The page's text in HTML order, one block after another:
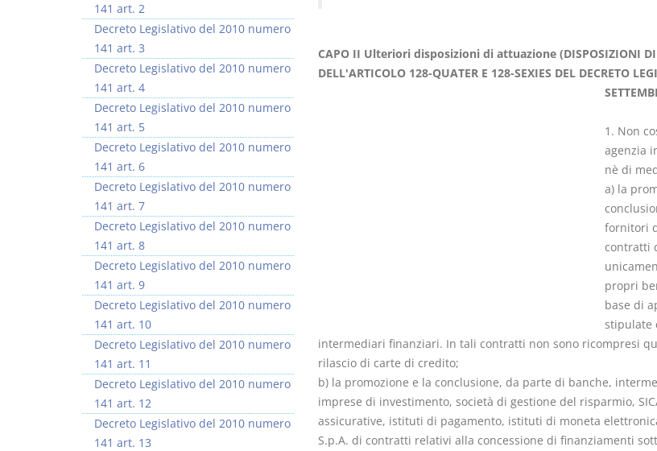
CAPO II Ulteriori disposizioni di attuazione (DISPOSIZIONI DI
DELL'ARTICOLO 128-QUATER E 128-SEXIES DEL DECRETO
1. Non
agenzia
nè di
a) la
fornitori
contratti
propri
base di
stipulate
intermediari finanziari. In tali contratti non sono ricompresi
rilascio di carte di credito;
b) la promozione e la conclusione, da parte di banche,
imprese di investimento, società di gestione del risparmio,
assicurative, istituti di pagamento, istituti di moneta
S.p.A. di contratti relativi alla concessione di finanziamenti
141 art. 2
Decreto Legislativo del 2010 numero
141 art. 3
Decreto Legislativo del 2010 numero
141 art. 4
Decreto Legislativo del 2010 numero
141 art. 5
Decreto Legislativo del 2010 numero
141 art. 6
Decreto Legislativo del 2010 numero
141 art. 7
Decreto Legislativo del 2010 numero
141 art. 8
Decreto Legislativo del 2010 numero
141 art. 9
Decreto Legislativo del 2010 numero
141 art. 10
Decreto Legislativo del 2010 numero
141 art. 11
Decreto Legislativo del 2010 numero
141 art. 12
Decreto Legislativo del 2010 numero
141 art. 13
relazione giuridica
Versione ebook€ 5,99
I Singoli Contratti
D. Minussi
Versione ebook
(iva incl.)